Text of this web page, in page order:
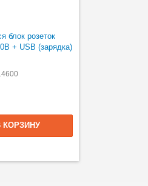
блок розеток
+ USB (зарядка)
КОРЗИНУ